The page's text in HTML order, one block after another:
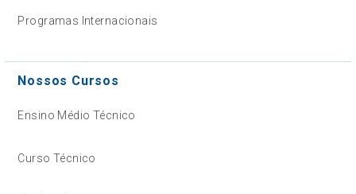
Programas Internacionais
Nossos Cursos
Ensino Médio Técnico
Curso Técnico